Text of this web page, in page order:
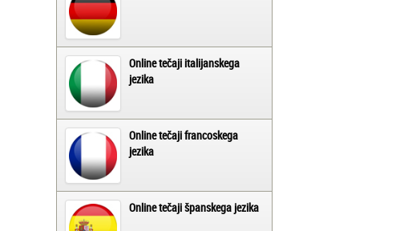
Online tečaji italijanskega
jezika
Online tečaji francoskega
jezika
Online tečaji španskega jezika